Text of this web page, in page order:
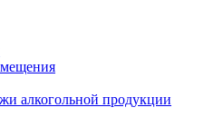
алкогольной продукции